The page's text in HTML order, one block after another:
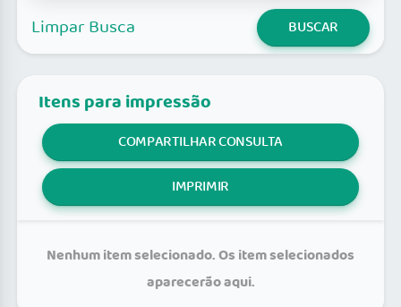
Limpar Busca BUSCAR
Itens para impressão
COMPARTILHAR CONSULTA
IMPRIMIR
Nenhum item selecionado. Os item selecionados
aparecerão aqui.